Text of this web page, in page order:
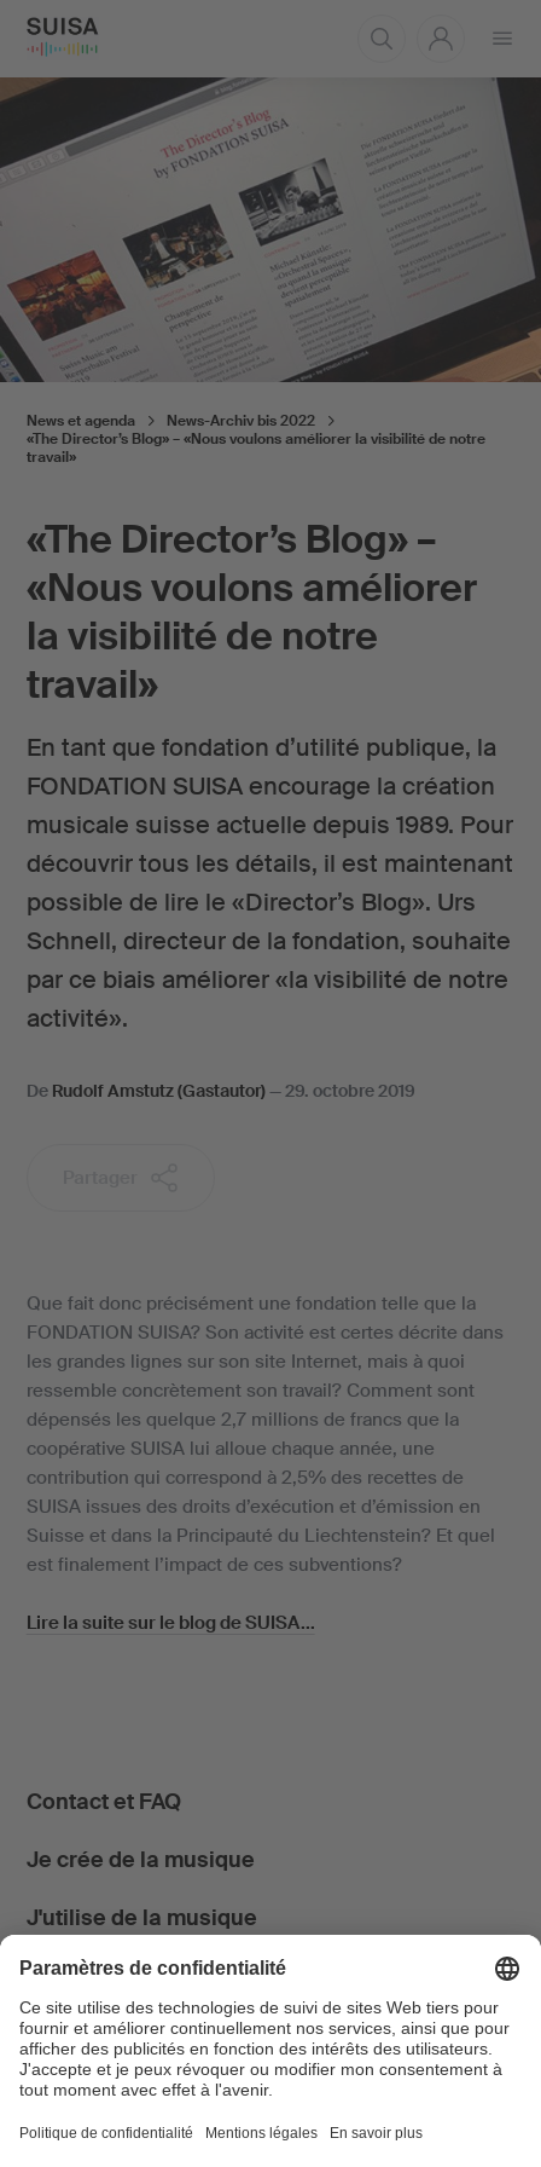
le
«The Director’s Blog» –
«Nous voulons améliorer
la visibilité de notre
travail»
En tant que fondation d’utilité publique, la
FONDATION SUISA encourage la création
musicale suisse actuelle depuis 1989. Pour
découvrir tous les détails, il est maintenant
possible de lire le «Director’s Blog». Urs
Schnell, directeur de la fondation, souhaite
par ce biais améliorer «la visibilité de notre
activité».
News et agenda
News-Archiv bis 2022
«The Director’s Blog» – «Nous voulons améliorer la visibilité de notre
travail»
De Rudolf Amstutz (Gastautor)—29. octobre 2019
Que fait donc précisément une fondation telle que la
FONDATION SUISA? Son activité est certes décrite dans
les grandes lignes sur son site Internet, mais à quoi
ressemble concrètement son travail? Comment sont
dépensés les quelque 2,7 millions de francs que la
coopérative SUISA lui alloue chaque année, une
contribution qui correspond à 2,5% des recettes de
SUISA issues des droits d’exécution et d’émission en
Suisse et dans la Principauté du Liechtenstein? Et quel
est finalement l’impact de ces subventions?
Lire la suite sur le blog de SUISA...
Contact et FAQ
Je crée de la musique
J'utilise de la musique
News & Agenda
FONDATION SUISA ↗